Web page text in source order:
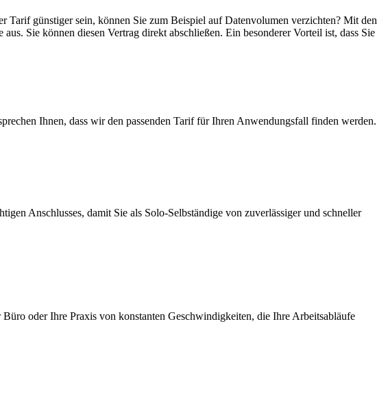
günstiger sein, können Sie zum Beispiel auf Datenvolumen verzichten? Mit den
Sie können diesen Vertrag direkt abschließen. Ein besonderer Vorteil ist, dass Sie
Ihnen, dass wir den passenden Tarif für Ihren Anwendungsfall finden werden.
Anschlusses, damit Sie als Solo-Selbständige von zuverlässiger und schneller
oder Ihre Praxis von konstanten Geschwindigkeiten, die Ihre Arbeitsabläufe